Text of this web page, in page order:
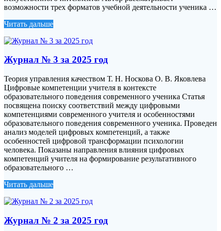
возможности трех форматов учебной деятельности ученика …
Читать дальше
Журнал № 3 за 2025 год
Теория управления качеством Т. Н. Носкова О. В. Яковлева
Цифровые компетенции учителя в контексте
образовательного поведения современного ученика Статья
посвящена поиску соответствий между цифровыми
компетенциями современного учителя и особенностями
образовательного поведения современного ученика. Проведен
анализ моделей цифровых компетенций, а также
особенностей цифровой трансформации психологии
человека. Показаны направления влияния цифровых
компетенций учителя на формирование результативного
образовательного …
Читать дальше
Журнал № 2 за 2025 год